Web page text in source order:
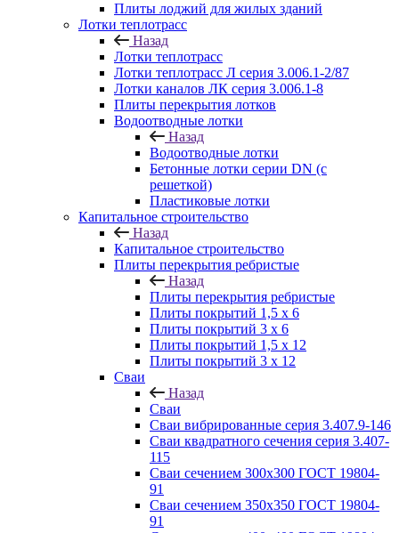
Плиты лоджий для жилых зданий
Лотки теплотрасс
Назад
Лотки теплотрасс
Лотки теплотрасс Л серия 3.006.1-2/87
Лотки каналов ЛК серия 3.006.1-8
Плиты перекрытия лотков
Водоотводные лотки
Назад
Водоотводные лотки
Бетонные лотки серии DN (с
решеткой)
Пластиковые лотки
Капитальное строительство
Назад
Капитальное строительство
Плиты перекрытия ребристые
Назад
Плиты перекрытия ребристые
Плиты покрытий 1,5 x 6
Плиты покрытий 3 x 6
Плиты покрытий 1,5 x 12
Плиты покрытий 3 x 12
Сваи
Назад
Сваи
Сваи вибрированные серия 3.407.9-146
Сваи квадратного сечения серия 3.407-
115
Сваи сечением 300х300 ГОСТ 19804-
91
Сваи сечением 350х350 ГОСТ 19804-
91